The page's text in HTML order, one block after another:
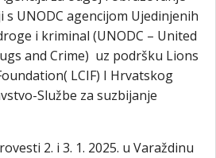
s UNODC agencijom Ujedinjenih
i kriminal (UNODC – United
and Crime) uz podršku Lions
LCIF) I Hrvatskog
Službe za suzbijanje
2. i 3. 1. 2025. u Varaždinu